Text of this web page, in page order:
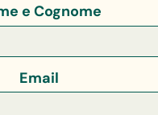
e Cognome
Email